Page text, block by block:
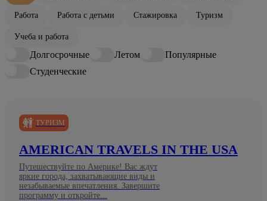
Работа Работа с детьми Стажировка Туризм
Учеба и работа
Долгосрочные Летом
Популярные
Студенческие
ТУРИЗМ
AMERICAN TRAVELS IN THE USA
Путешествуйте по Америке! Вас ждут
яркие города, захватывающие виды и
незабываемые впечатления. Завершите
программу и откройте...